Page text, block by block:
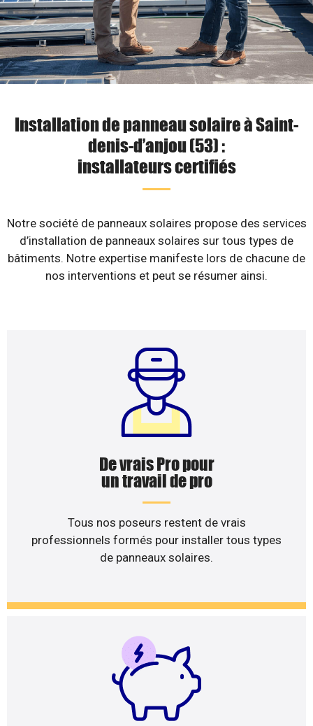
Installation de panneau solaire à Saint-
denis-d’anjou (53) :
installateurs certifiés
Notre société de panneaux solaires propose des services
d’installation de panneaux solaires sur tous types de
bâtiments. Notre expertise manifeste lors de chacune de
nos interventions et peut se résumer ainsi.
De vrais Pro pour
un travail de pro
Tous nos poseurs restent de vrais
professionnels formés pour installer tous types
de panneaux solaires.